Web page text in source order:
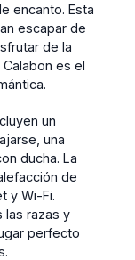
encanto. Esta
escapar de
de la
es el
un
una
ducha. La
de
y Wi-Fi.
las razas y
perfecto